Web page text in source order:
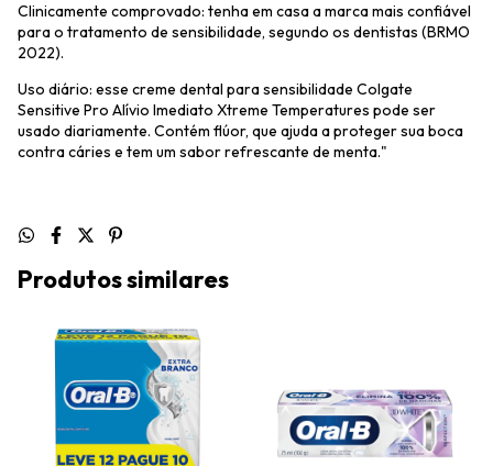
Clinicamente comprovado: tenha em casa a marca mais confiável
para o tratamento de sensibilidade, segundo os dentistas (BRMO
2022).
Uso diário: esse creme dental para sensibilidade Colgate
Sensitive Pro Alívio Imediato Xtreme Temperatures pode ser
usado diariamente. Contém flúor, que ajuda a proteger sua boca
contra cáries e tem um sabor refrescante de menta."
Produtos similares